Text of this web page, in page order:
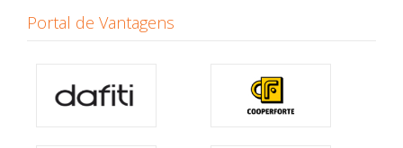
Portal de Vantagens